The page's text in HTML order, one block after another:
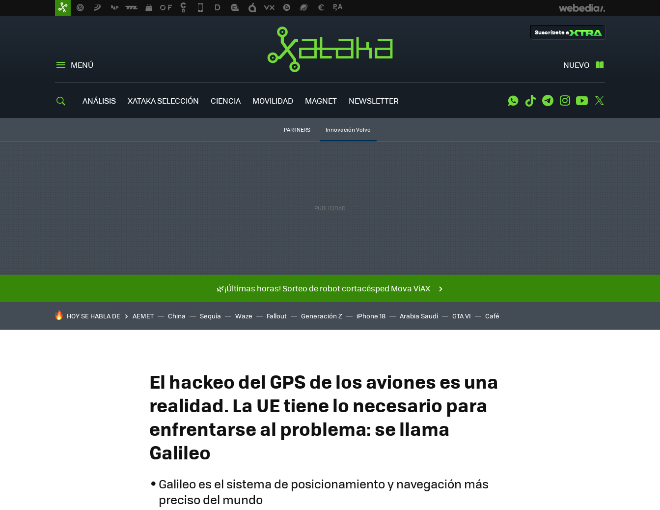
MENÚ NUEVO
Suscríbete a
ANÁLISIS XATAKA SELECCIÓN CIENCIA MOVILIDAD MAGNET NEWSLETTER WhatsApp
Tiktok TelegramInstagramYoutube
PARTNERS Innovación Volvo
🌿¡Últimas horas! Sorteo de robot cortacésped Mova ViAX
HOY SE HABLA DE AEMET China Sequía Waze Fallout Generación Z iPhone 18 Arabia Saudí GTA VI Café
El hackeo del GPS de los aviones es una
realidad. La UE tiene lo necesario para
enfrentarse al problema: se llama
Galileo
Galileo es el sistema de posicionamiento y navegación más
preciso del mundo